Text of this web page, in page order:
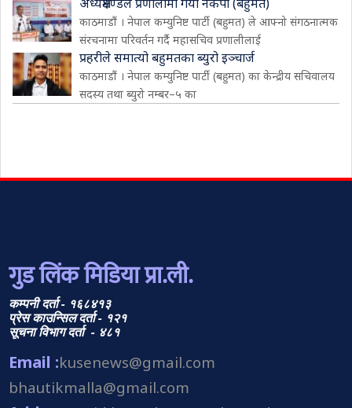
काठमाडौं । नेपाल कम्युनिष्ट पार्टी (बहुमत) ले आफ्नो संगठनात्मक
संरचनामा परिवर्तन गर्दै महासचिव प्रणालीलाई
प्रहरीले समात्यो बहुमतका ब्युरो इञ्चार्ज
काठमाडौं । नेपाल कम्युनिष्ट पार्टी (बहुमत) का केन्द्रीय सचिवालय
सदस्य तथा ब्युरो नम्बर–५ का
गुड लिंक मिडिया प्रा.ली.
कम्पनी दर्ता - १६८४१३
प्रेस काउन्सिल दर्ता - १२१
सूचना विभाग दर्ता - ४८१
Email :kusenews@gmail.com
bhautikmalla@gmail.com